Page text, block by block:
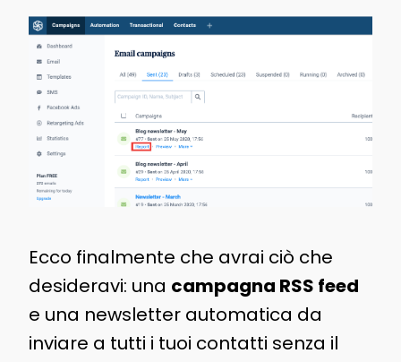
Ecco finalmente che avrai ciò che
desideravi: una campagna RSS feed
e una newsletter automatica da
inviare a tutti i tuoi contatti senza il